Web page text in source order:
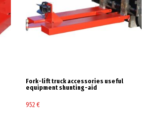
Fork-lift truck accessories useful
equipment shunting-aid
952€